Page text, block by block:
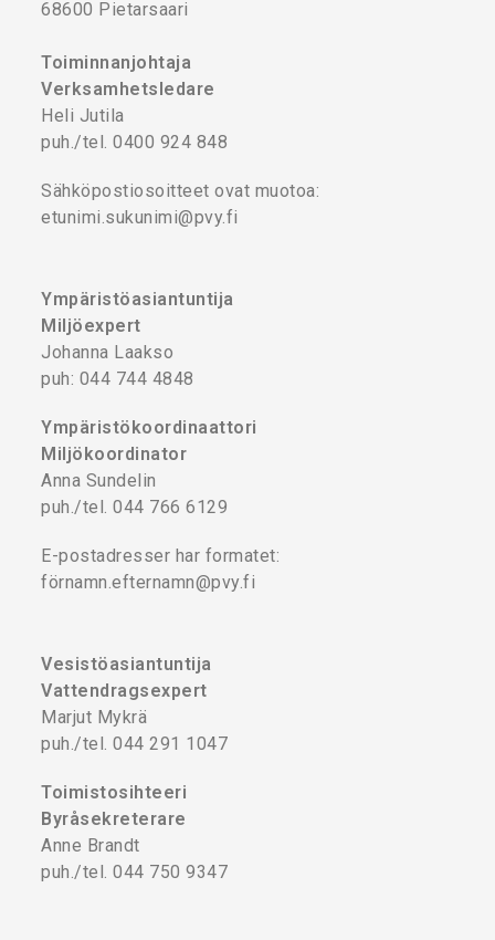
68600 Pietarsaari
Toiminnanjohtaja
Verksamhetsledare
Heli Jutila
puh./tel. 0400 924 848
Sähköpostiosoitteet ovat muotoa:
etunimi.sukunimi@pvy.fi
Ympäristöasiantuntija
Miljöexpert
Johanna Laakso
puh: 044 744 4848
Ympäristökoordinaattori
Miljökoordinator
Anna Sundelin
puh./tel. 044 766 6129
E-postadresser har formatet:
förnamn.efternamn@pvy.fi
Vesistöasiantuntija
Vattendragsexpert
Marjut Mykrä
puh./tel. 044 291 1047
Toimistosihteeri
Byråsekreterare
Anne Brandt
puh./tel. 044 750 9347